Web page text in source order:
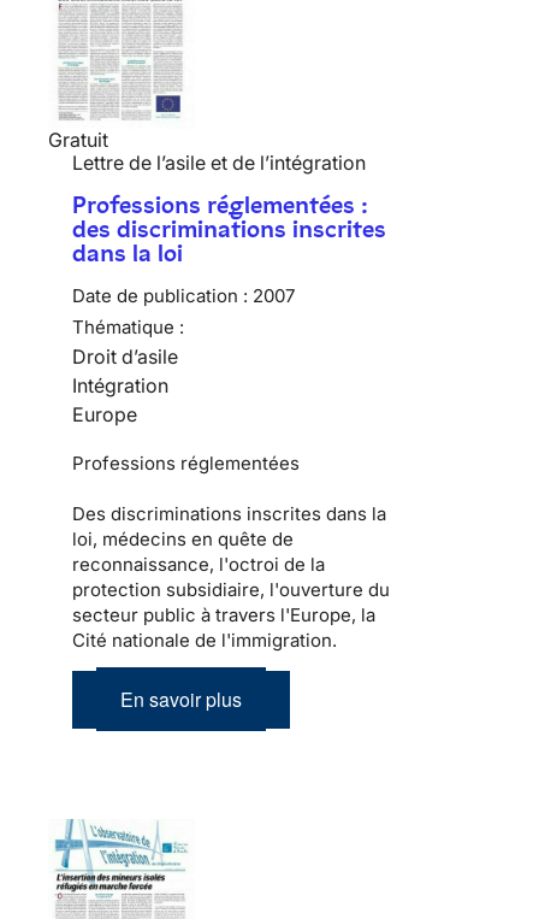
Gratuit
Lettre de l’asile et de l’intégration
Professions réglementées :
des discriminations inscrites
dans la loi
Date de publication : 2007
Thématique :
Droit d’asile
Intégration
Europe
Professions réglementées
Des discriminations inscrites dans la
loi, médecins en quête de
reconnaissance, l'octroi de la
protection subsidiaire, l'ouverture du
secteur public à travers l'Europe, la
Cité nationale de l'immigration.
En savoir plus